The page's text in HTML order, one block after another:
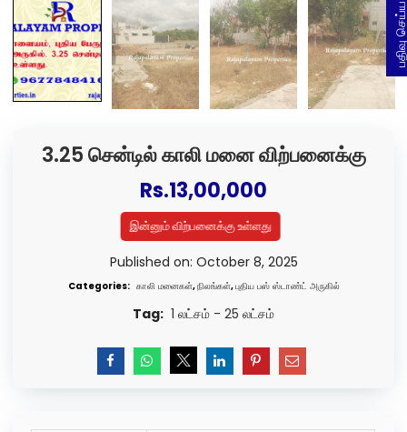
3.25 சென்டில் காலி மனை விற்பனைக்கு
Rs.13,00,000
இன்னும் விற்பனைக்கு உள்ளது
Published on: October 8, 2025
Categories: காலி மனைகள்,நிலங்கள்,புதிய பஸ் ஸ்டாண்ட் அருகில்
Tag: 1 லட்சம் - 25 லட்சம்